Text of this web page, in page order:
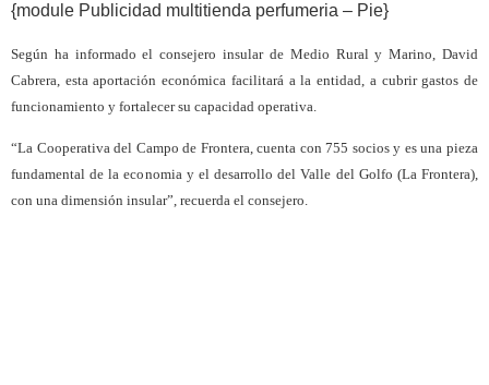
{module Publicidad multitienda perfumeria – Pie}
Según ha informado el consejero insular de Medio Rural y Marino, David
Cabrera, esta aportación económica facilitará a la entidad, a cubrir gastos de
funcionamiento y fortalecer su capacidad operativa.
“La Cooperativa del Campo de Frontera, cuenta con 755 socios y es una pieza
fundamental de la economia y el desarrollo del Valle del Golfo (La Frontera),
con una dimensión insular”, recuerda el consejero.